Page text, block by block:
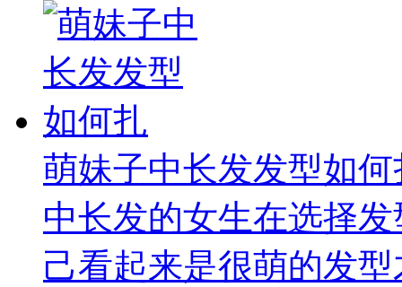
萌妹子中长发发型如何
中长发的女生在选择
己看起来是很萌的发